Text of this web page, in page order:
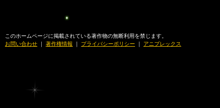
このホームページに掲載されている著作物の無断利用を禁じます。
お問い合わせ ｜ 著作権情報 ｜ プライバシーポリシー ｜ アニプレックス